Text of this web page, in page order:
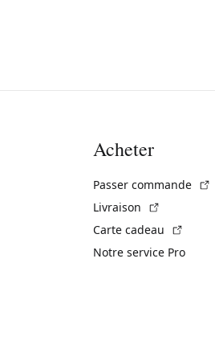
Acheter
Passer commande
Livraison
Carte cadeau
Notre service Pro